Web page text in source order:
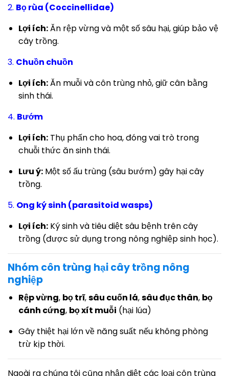
2. Bọ rùa (Coccinellidae)
Lợi ích:Ăn rệp vừng và một số sâu hại, giúp bảo vệ
cây trồng.
3. Chuồn chuồn
Lợi ích:Ăn muỗi và côn trùng nhỏ, giữ cân bằng
sinh thái.
4. Bướm
Lợi ích:Thụ phấn cho hoa, đóng vai trò trong
chuỗi thức ăn sinh thái.
Lưu ý:Một số ấu trùng (sâu bướm) gây hại cây
trồng.
5. Ong ký sinh (parasitoid wasps)
Lợi ích:Ký sinh và tiêu diệt sâu bệnh trên cây
trồng (được sử dụng trong nông nghiệp sinh học).
Nhóm côn trùng hại cây trồng nông
nghiệp
Rệp vừng, bọ trĩ,sâu cuốn lá,sâu đục thân, bọ
cánh cứng, bọ xít muỗi (hại lúa)
Gây thiệt hại lớn về năng suất nếu không phòng
trừ kịp thời.
Ngoài ra chúng tôi cũng nhận diệt các loại côn trùng